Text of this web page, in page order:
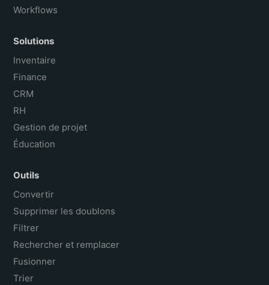
Workflows
Solutions
Inventaire
Finance
CRM
RH
Gestion de projet
Éducation
Outils
Convertir
Supprimer les doublons
Filtrer
Rechercher et remplacer
Fusionner
Trier